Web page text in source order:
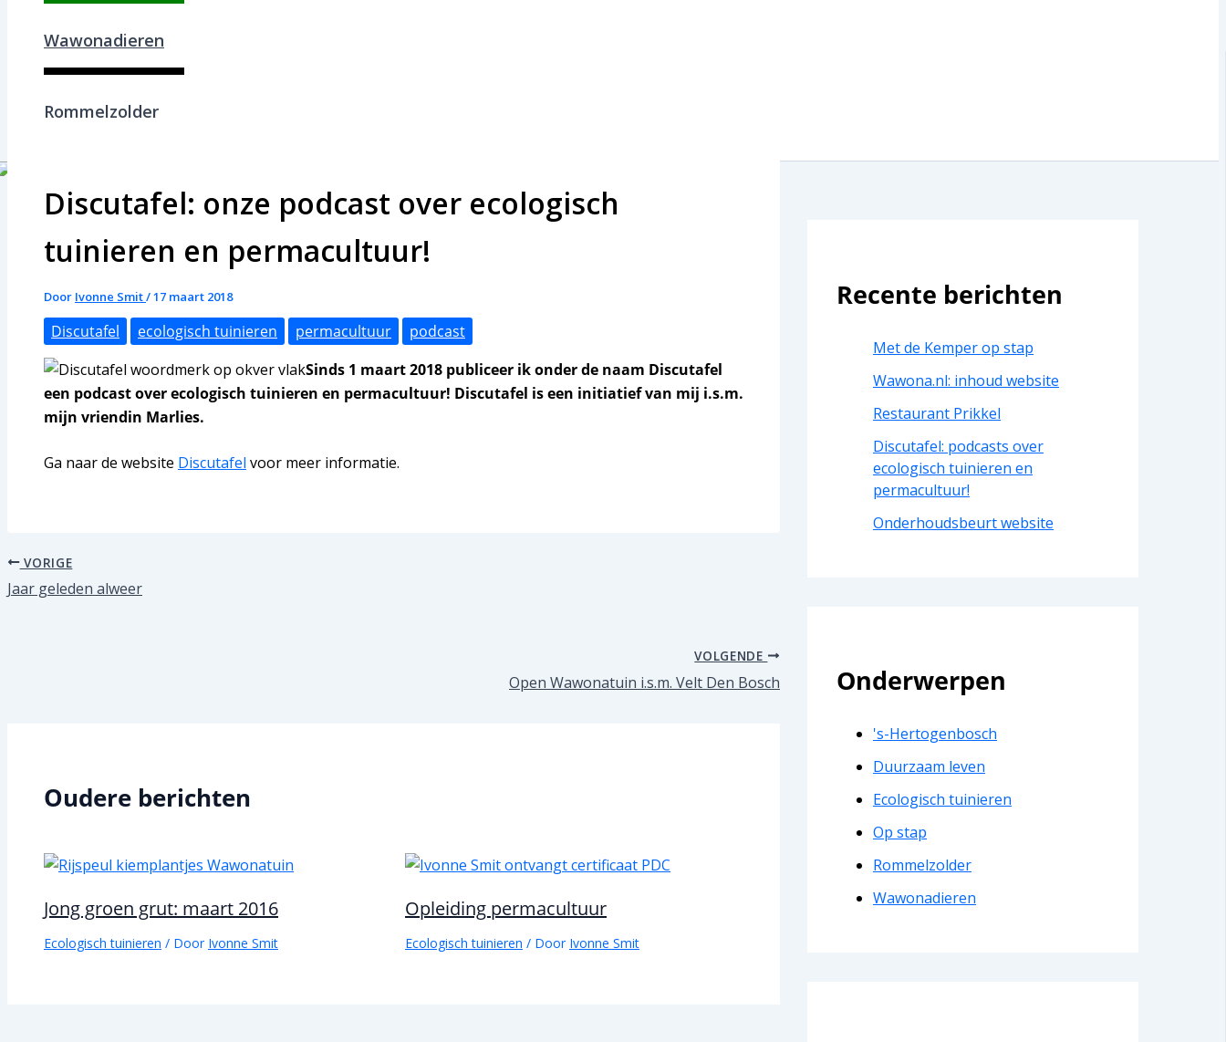
Wawonadieren
Rommelzolder
Discutafel: onze podcast over ecologisch
tuinieren en permacultuur!
Door Ivonne Smit/17 maart 2018
Discutafel ecologisch tuinieren permacultuur
podcast
Sinds 1 maart 2018 publiceer ik onder de naam Discutafel
een podcast over ecologisch tuinieren en permacultuur! Discutafel is een initiatief van mij i.s.m.
mijn vriendin Marlies.
Ga naar de website Discutafel voor meer informatie.
VORIGE
Jaar geleden alweer
VOLGENDE
Open Wawonatuin i.s.m. Velt Den Bosch
Oudere berichten
Jong groen grut: maart 2016
Ecologisch tuinieren / Door Ivonne Smit
Opleiding permacultuur
Ecologisch tuinieren / Door Ivonne Smit
Recente berichten
Met de Kemper op stap
Wawona.nl: inhoud website
Restaurant Prikkel
Discutafel: podcasts over
ecologisch tuinieren en
permacultuur!
Onderhoudsbeurt website
Onderwerpen
's-Hertogenbosch
Duurzaam leven
Ecologisch tuinieren
Op stap
Rommelzolder
Wawonadieren